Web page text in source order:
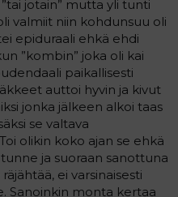
jotain” mutta yli tunti
valmiit niin kohdunsuu oli
epiduraali ehkä ehdi
”kombin” joka oli kai
paikallisesti
auttoi hyvin ja kivut
jonka jälkeen alkoi taas
se valtava
olikin koko ajan se ehkä
ja suoraan sanottuna
ei varsinaisesti
Sanoinkin monta kertaa